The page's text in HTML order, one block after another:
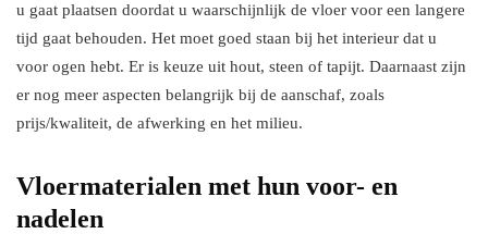
u gaat plaatsen doordat u waarschijnlijk de vloer voor een langere
tijd gaat behouden. Het moet goed staan bij het interieur dat u
voor ogen hebt. Er is keuze uit hout, steen of tapijt. Daarnaast zijn
er nog meer aspecten belangrijk bij de aanschaf, zoals
prijs/kwaliteit, de afwerking en het milieu.
Vloermaterialen met hun voor- en
nadelen